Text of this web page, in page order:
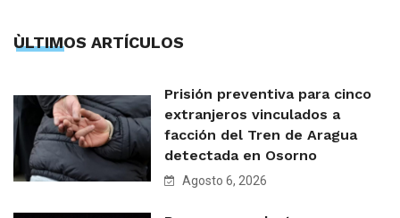
ÙLTIMOS ARTÍCULOS
Prisión preventiva para cinco
extranjeros vinculados a
facción del Tren de Aragua
detectada en Osorno
Agosto 6, 2026